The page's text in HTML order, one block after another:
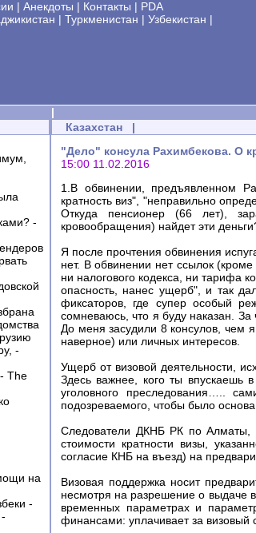
| Анекдоты | Контакты | PDA
| Туркменистан | Узбекистан |
|
-
-
The
на
-
Казахстан |
"Дело" консула Рахимбекова. О
15:00 11.02.2016
1.В обвинении, предъявленном
кратность виз", "неправильно
Откуда пенсионер (66 лет),
кровообращения) найдет эти
Я после прочтения обвинения
нет. В обвинении нет ссылок
ни налогового кодекса, ни тарифа
опасность, нанес ущерб", и так
фиксаторов, где супер особый
сомневаюсь, что я буду наказан.
До меня засудили 8 консулов, чем
наверное) или личных интересов.
Ущерб от визовой деятельности,
Здесь важнее, кого ты
уголовного преследования…..
подозреваемого, чтобы было
Следователи ДКНБ РК по Алматы,
стоимости кратности визы,
согласие КНБ на въезд) на
Визовая поддержка носит
несмотря на разрешение о выдаче
временных параметрах и
финансами: уплачивает за визовый